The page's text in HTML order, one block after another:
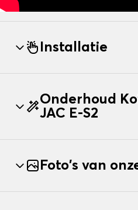
Installatie
Onderhoud
JAC E-S2
Foto's van